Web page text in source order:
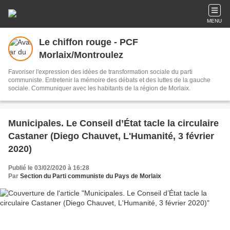
MENU
Le chiffon rouge - PCF
Morlaix/Montroulez
Favoriser l'expression des idées de transformation sociale du parti
communiste. Entretenir la mémoire des débats et des luttes de la gauche
sociale. Communiquer avec les habitants de la région de Morlaix.
Municipales. Le Conseil d’État tacle la circulaire
Castaner (Diego Chauvet, L'Humanité, 3 février
2020)
Publié le 03/02/2020 à 16:28
Par Section du Parti communiste du Pays de Morlaix